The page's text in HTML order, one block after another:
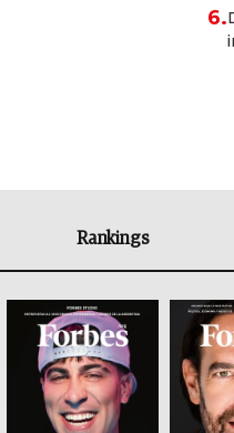
6.
Rankings